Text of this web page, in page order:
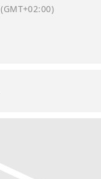
(GMT+02:00)